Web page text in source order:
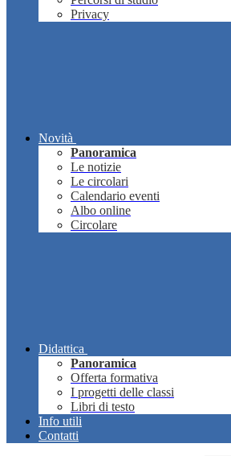
Privacy
Novità
Panoramica
Le notizie
Le circolari
Calendario eventi
Albo online
Circolare
Didattica
Panoramica
Offerta formativa
I progetti delle classi
Libri di testo
Info utili
Contatti